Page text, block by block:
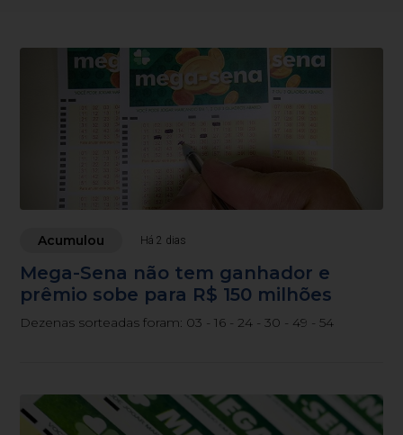
Acumulou Há 2 dias
Mega-Sena não tem ganhador e
prêmio sobe para R$ 150 milhões
Dezenas sorteadas foram: 03 - 16 - 24 - 30 - 49 - 54